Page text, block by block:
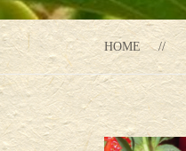
HOME